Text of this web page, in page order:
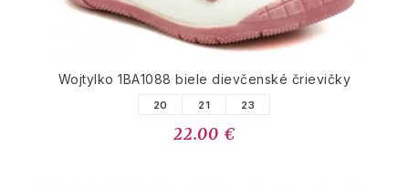
Wojtylko 1BA1088 biele dievčenské črievičky
20 21 23
22.00 €